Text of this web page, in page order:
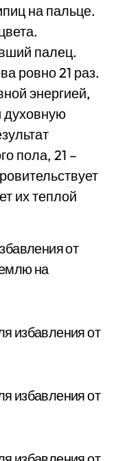
на пальце.
палец.
ровно 21 раз.
энергией,
духовную
пола, 21 –
их теплой
от
на